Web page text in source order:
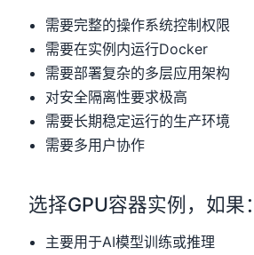
需要完整的操作系统控制权限
需要在实例内运行Docker
需要部署复杂的多层应用架构
对安全隔离性要求极高
需要长期稳定运行的生产环境
需要多用户协作
选择GPU容器实例，如果：
主要用于AI模型训练或推理